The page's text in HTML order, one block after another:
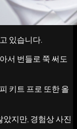
있습니다.
서 번들로 쭉 써도
키트 프로 또한 올
지만, 경험상 사진